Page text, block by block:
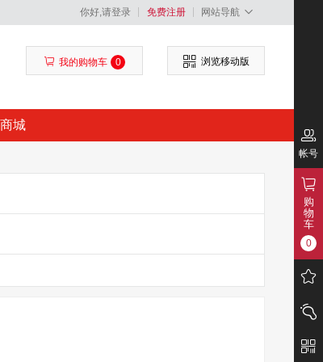
你好,请登录 免费注册 网站导航
我的购物车 0 浏览移动版
城
帐号
购
物
车
0